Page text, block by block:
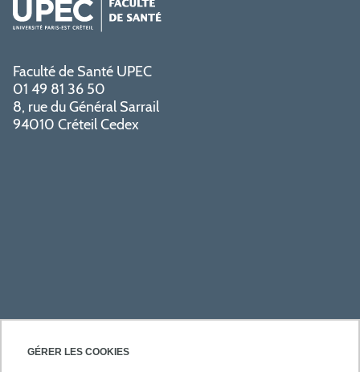
GÉRER LES COOKIES
Faculté de Santé UPEC
01 49 81 36 50
8, rue du Général Sarrail
94010 Créteil Cedex
PRATIQUE